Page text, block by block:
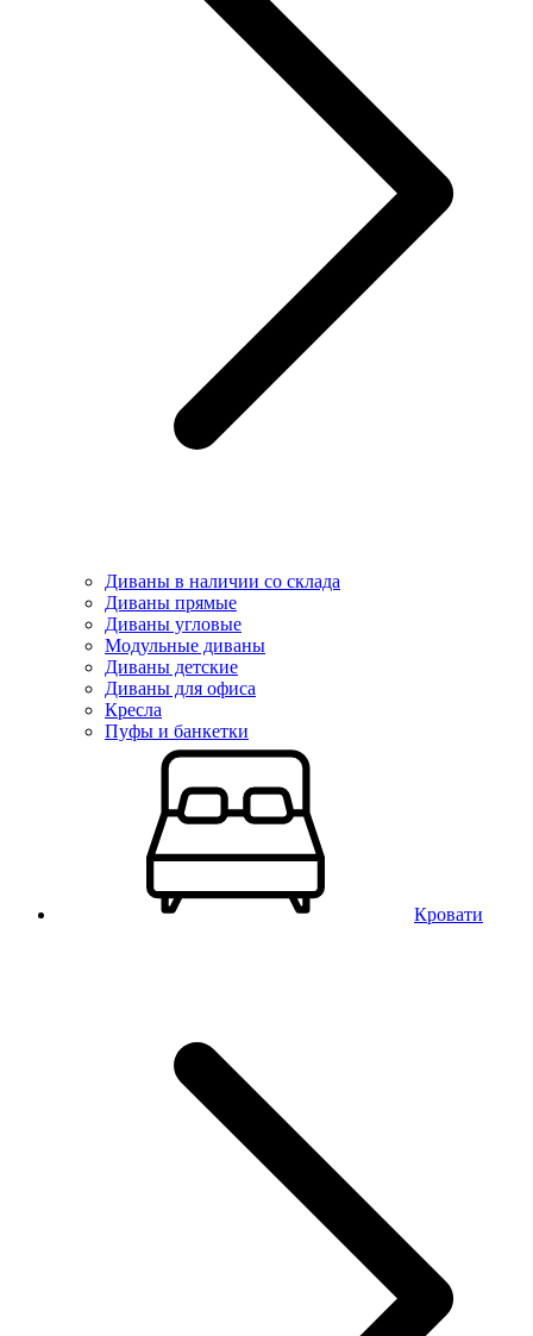
Диваны в наличии со склада
Диваны прямые
Диваны угловые
Модульные диваны
Диваны детские
Диваны для офиса
Кресла
Пуфы и банкетки
Кровати